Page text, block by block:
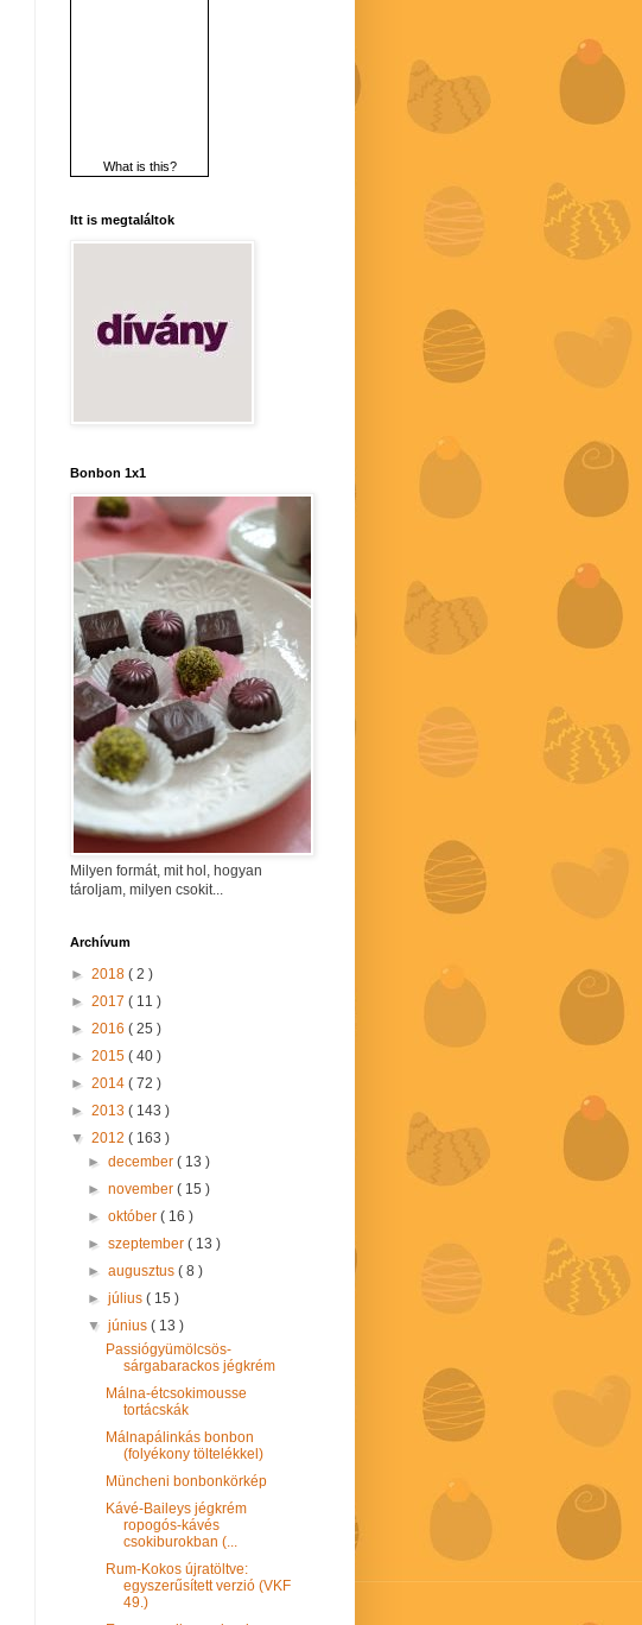
What is this?
Itt is megtaláltok
Bonbon 1x1
Milyen formát, mit hol, hogyan
tároljam, milyen csokit...
Archívum
► 2018 ( 2 )
► 2017 ( 11 )
► 2016 ( 25 )
► 2015 ( 40 )
► 2014 ( 72 )
► 2013 ( 143 )
▼ 2012 ( 163 )
►december( 13 )
►november( 15 )
►október( 16 )
►szeptember( 13 )
►augusztus( 8 )
►július( 15 )
▼június( 13 )
Passiógyümölcsös-
sárgabarackos jégkrém
Málna-étcsokimousse
tortácskák
Málnapálinkás bonbon
(folyékony töltelékkel)
Müncheni bonbonkörkép
Kávé-Baileys jégkrém
ropogós-kávés
csokiburokban (...
Rum-Kokos újratöltve:
egyszerűsített verzió (VKF
49.)